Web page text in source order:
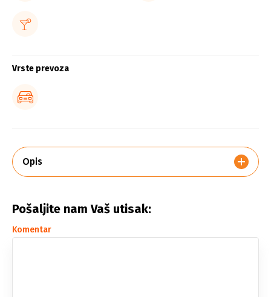
Vrste prevoza
Opis
Pošaljite nam Vaš utisak:
Komentar